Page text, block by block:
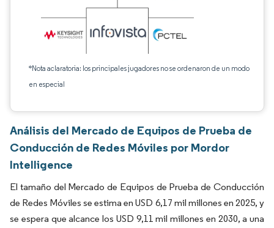
*Nota aclaratoria: los principales jugadores no se ordenaron de un modo
en especial
Análisis del Mercado de Equipos de Prueba de
Conducción de Redes Móviles por Mordor
Intelligence
El tamaño del Mercado de Equipos de Prueba de Conducción
de Redes Móviles se estima en USD 6,17 mil millones en 2025, y
se espera que alcance los USD 9,11 mil millones en 2030, a una